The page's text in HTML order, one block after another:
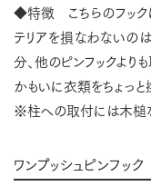
◆特徴 こちらのフック
テリアを損なわないの
分、他のピンフックより
かもいに衣類をちょっと
※柱への取付には木槌
ワンプッシュピンフッ